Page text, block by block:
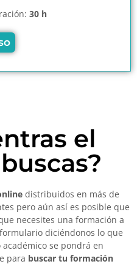
30 h
el
distribuidos en más de
pero aún así es posible que
necesites una formación a
diciéndonos lo que
se pondrá en
para buscar tu formación